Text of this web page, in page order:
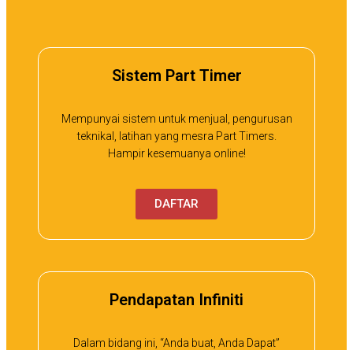
Sistem Part Timer
Mempunyai sistem untuk menjual, pengurusan
teknikal, latihan yang mesra Part Timers.
Hampir kesemuanya online!
DAFTAR
Pendapatan Infiniti
Dalam bidang ini, “Anda buat, Anda Dapat”